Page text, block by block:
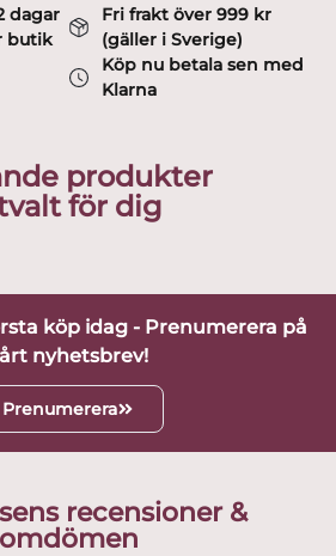
dagar
butik
Fri frakt över 999 kr
(gäller i Sverige)
Köp nu betala sen med
Klarna
produkter
för dig
köp idag - Prenumerera på
nyhetsbrev!
Prenumerera
recensioner &
omdömen